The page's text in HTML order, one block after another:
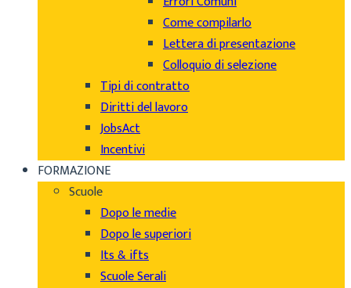
Come compilarlo
Lettera di presentazione
Colloquio di selezione
Tipi di contratto
Diritti del lavoro
JobsAct
Incentivi
FORMAZIONE
Scuole
Dopo le medie
Dopo le superiori
Its & ifts
Scuole Serali